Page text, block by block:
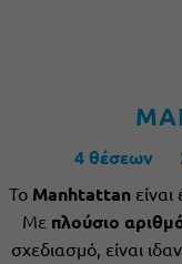
4 θέσεων
Το Manhtattanείναι
Με πλούσιο
σχεδιασμό, είναι